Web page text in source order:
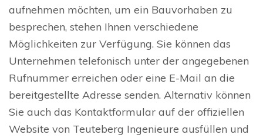
aufnehmen möchten, um ein Bauvorhaben zu
besprechen, stehen Ihnen verschiedene
Möglichkeiten zur Verfügung. Sie können das
Unternehmen telefonisch unter der angegebenen
Rufnummer erreichen oder eine E-Mail an die
bereitgestellte Adresse senden. Alternativ können
Sie auch das Kontaktformular auf der offiziellen
Website von Teuteberg Ingenieure ausfüllen und